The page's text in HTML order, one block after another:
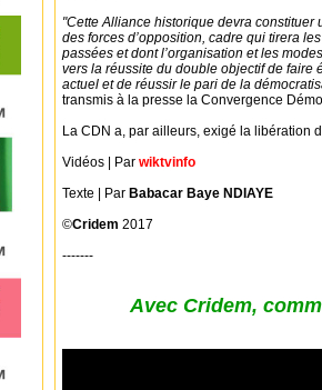
"Cette Alliance historique devra constituer
des forces d’opposition, cadre qui tirera
passées et dont l’organisation et les
vers la réussite du double objectif de faire
actuel et de réussir le pari de la
transmis à la presse la Convergence
La CDN a, par ailleurs, exigé la libération
Vidéos | Par wiktvinfo
Texte | Par Babacar Baye NDIAYE
©Cridem 2017
-------
Avec Cridem,